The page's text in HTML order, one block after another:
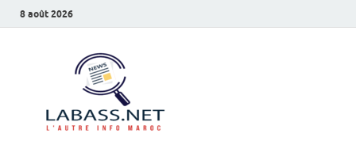
8 août 2026